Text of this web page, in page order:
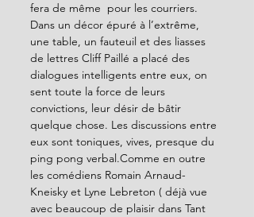
fera de même  pour les courriers.
Dans un décor épuré à l’extrême,
une table, un fauteuil et des liasses
de lettres Cliff Paillé a placé des
dialogues intelligents entre eux, on
sent toute la force de leurs
convictions, leur désir de bâtir
quelque chose. Les discussions entre
eux sont toniques, vives, presque du
ping pong verbal.Comme en outre
les comédiens Romain Arnaud-
Kneisky et Lyne Lebreton ( déjà vue
avec beaucoup de plaisir dans Tant